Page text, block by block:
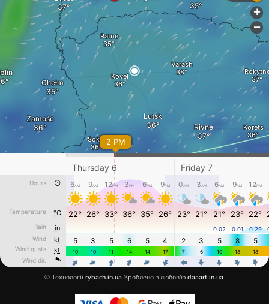
© Технології rybach.in.uaЗроблено з любов'ю daaart.in.ua.